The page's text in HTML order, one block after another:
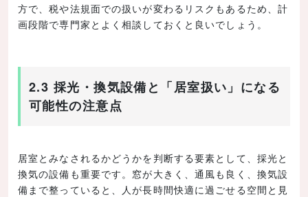
方で、税や法規面での扱いが変わるリスクもあるため、計
画段階で専門家とよく相談しておくと良いでしょう。
2.3 採光・換気設備と「居室扱い」になる
可能性の注意点
居室とみなされるかどうかを判断する要素として、採光と
換気の設備も重要です。窓が大きく、通風も良く、換気設
備まで整っていると、人が長時間快適に過ごせる空間と見